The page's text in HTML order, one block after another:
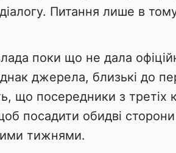
Питання лише в
поки що не дала
джерела, близькі до
що посередники з третіх
посадити обидві сторони
тижнями.